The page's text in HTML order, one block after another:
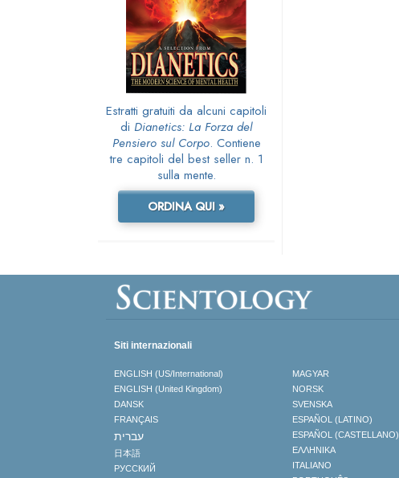
Estratti gratuiti da alcuni capitoli
di Dianetics: La Forza del
Pensiero sul Corpo. Contiene
tre capitoli del best seller n. 1
sulla mente.
ORDINA QUI »
Siti internazionali
ENGLISH (US/International)
ENGLISH (United Kingdom)
DANSK
FRANÇAIS
עברית
日本語
РУССКИЙ
MAGYAR
NORSK
SVENSKA
ESPAÑOL (LATINO)
ESPAÑOL (CASTELLANO)
ΕΛΛΗΝΙΚA
ITALIANO